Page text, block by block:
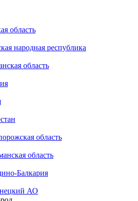
область
народная республика
область
область
область
Балкария
АО